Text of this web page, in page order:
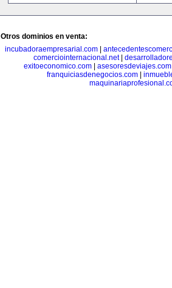
Otros dominios en venta:
incubadoraempresarial.com
comerciointernacional.net|
exitoeconomico.com| asesoresdeviajes.com
franquiciasdenegocios.com|